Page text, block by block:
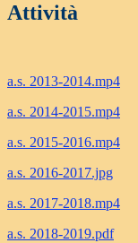
Attività
a.s. 2013-2014.mp4
a.s. 2014-2015.mp4
a.s. 2015-2016.mp4
a.s. 2016-2017.jpg
a.s. 2017-2018.mp4
a.s. 2018-2019.pdf